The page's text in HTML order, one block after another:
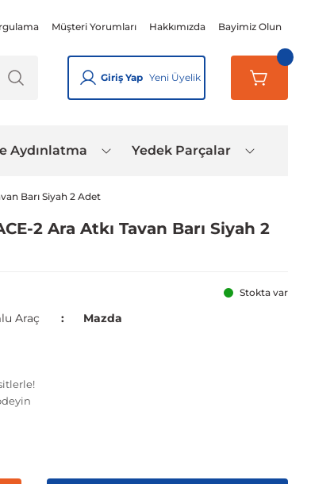
Müşteri Yorumları Hakkımızda Bayimiz Olun
Giriş Yap Yeni Üyelik
Aydınlatma Yedek Parçalar
Barı Siyah 2 Adet
2 Ara Atkı Tavan Barı Siyah 2
Stokta var
Araç Mazda